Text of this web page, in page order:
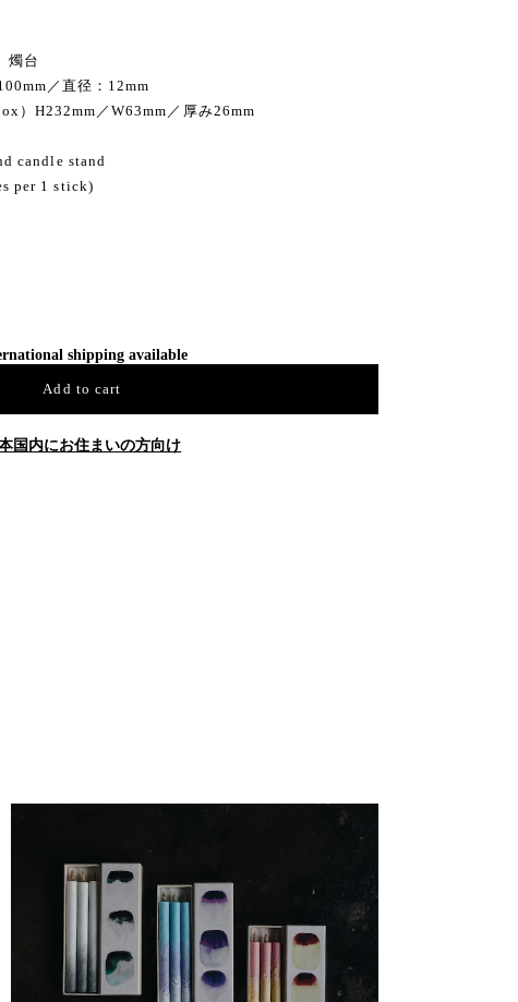
燭台
／直径：12mm
）H232mm／W63mm／厚み26mm
candle stand
per 1 stick)
shipping available
Add to cart
国内にお住まいの方向け